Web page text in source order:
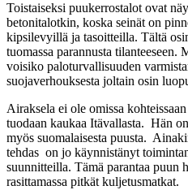
Toistaiseksi puukerrostalot ovat
betonitalotkin, koska seinät on
kipsilevyillä ja tasoitteilla. Tältä
tuomassa parannusta tilanteeseen.
voisiko paloturvallisuuden
suojaverhouksesta joltain osin
Airaksela ei ole omissa
tuodaan kaukaa Itävallasta. Hän
myös suomalaisesta puusta.
tehdas on jo käynnistänyt
suunnitteilla. Tämä parantaa puun
rasittamassa pitkät kuljetusmatkat.